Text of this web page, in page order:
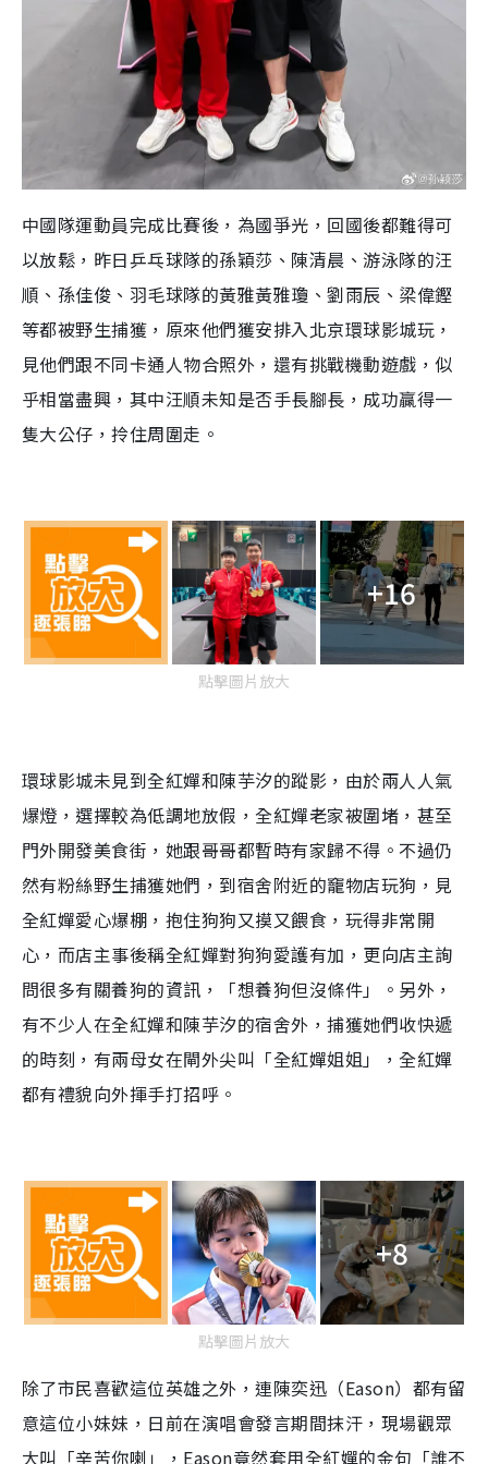
中國隊運動員完成比賽後，為國爭光，回國後都難得可
以放鬆，昨日乒乓球隊的孫穎莎、陳清晨、游泳隊的汪
順、孫佳俊、羽毛球隊的黃雅黃雅瓊、劉雨辰、梁偉鏗
等都被野生捕獲，原來他們獲安排入北京環球影城玩，
見他們跟不同卡通人物合照外，還有挑戰機動遊戲，似
乎相當盡興，其中汪順未知是否手長腳長，成功贏得一
隻大公仔，拎住周圍走。
+16
點擊圖片放大
環球影城未見到全紅嬋和陳芋汐的蹤影，由於兩人人氣
爆燈，選擇較為低調地放假，全紅嬋老家被圍堵，甚至
門外開發美食街，她跟哥哥都暫時有家歸不得。不過仍
然有粉絲野生捕獲她們，到宿舍附近的竉物店玩狗，見
全紅嬋愛心爆棚，抱住狗狗又摸又餵食，玩得非常開
心，而店主事後稱全紅嬋對狗狗愛護有加，更向店主詢
問很多有關養狗的資訊，「想養狗但沒條件」。另外，
有不少人在全紅嬋和陳芋汐的宿舍外，捕獲她們收快遞
的時刻，有兩母女在閘外尖叫「全紅嬋姐姐」，全紅嬋
都有禮貌向外揮手打招呼。
+8
點擊圖片放大
除了市民喜歡這位英雄之外，連陳奕迅（Eason）都有留
意這位小妹妹，日前在演唱會發言期間抹汗，現場觀眾
大叫「辛苦你喇」，Eason竟然套用全紅嬋的金句「誰不